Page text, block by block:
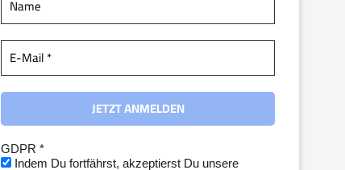
GDPR *
Indem Du fortfährst, akzeptierst Du unsere